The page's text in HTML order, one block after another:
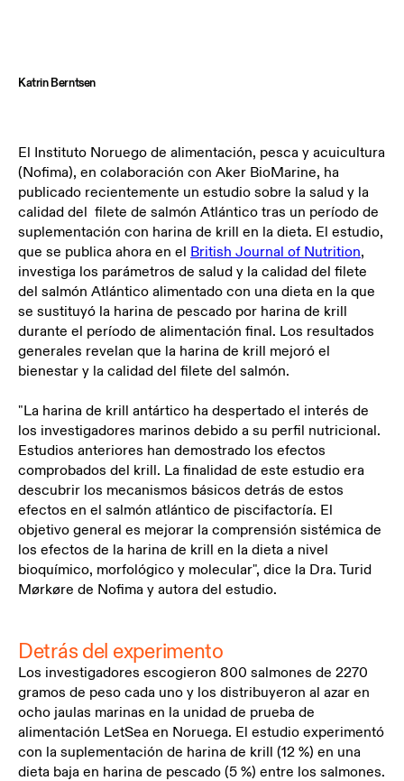
Katrin Berntsen
El Instituto Noruego de alimentación, pesca y acuicultura
(Nofima), en colaboración con Aker BioMarine, ha
publicado recientemente un estudio sobre la salud y la
calidad del filete de salmón Atlántico tras un período de
suplementación con harina de krill en la dieta. El estudio,
que se publica ahora en el British Journal of Nutrition,
investiga los parámetros de salud y la calidad del filete
del salmón Atlántico alimentado con una dieta en la que
se sustituyó la harina de pescado por harina de krill
durante el período de alimentación final. Los resultados
generales revelan que la harina de krill mejoró el
bienestar y la calidad del filete del salmón.
"La harina de krill antártico ha despertado el interés de
los investigadores marinos debido a su perfil nutricional.
Estudios anteriores han demostrado los efectos
comprobados del krill. La finalidad de este estudio era
descubrir los mecanismos básicos detrás de estos
efectos en el salmón atlántico de piscifactoría. El
objetivo general es mejorar la comprensión sistémica de
los efectos de la harina de krill en la dieta a nivel
bioquímico, morfológico y molecular", dice la Dra. Turid
Mørkøre de Nofima y autora del estudio.
Detrás del experimento
Los investigadores escogieron 800 salmones de 2270
gramos de peso cada uno y los distribuyeron al azar en
ocho jaulas marinas en la unidad de prueba de
alimentación LetSea en Noruega. El estudio experimentó
con la suplementación de harina de krill (12 %) en una
dieta baja en harina de pescado (5 %) entre los salmones.